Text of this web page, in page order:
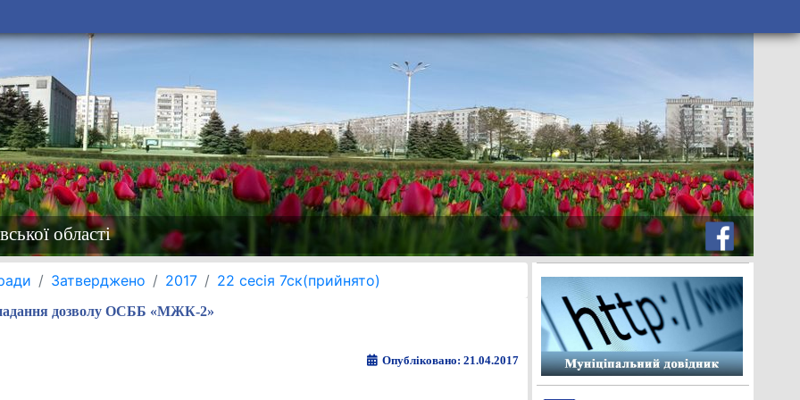
області
Затверджено 2017 22 сесія 7ск(прийнято)
дозволу ОСББ «МЖК-2»
Опубліковано: 21.04.2017